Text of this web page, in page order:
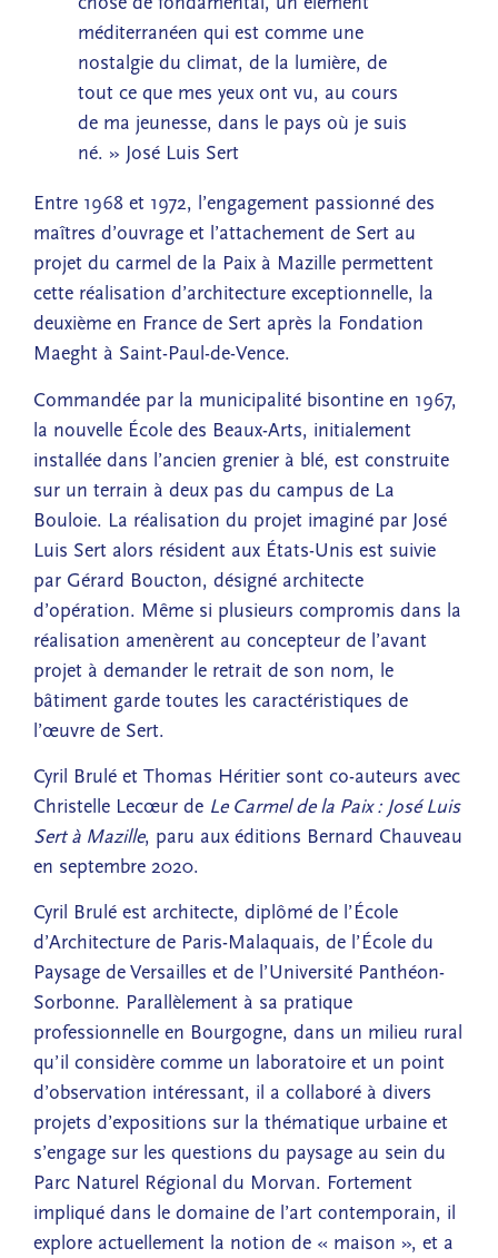
méditerranéen qui est comme une
nostalgie du climat, de la lumière, de
tout ce que mes yeux ont vu, au cours
de ma jeunesse, dans le pays où je suis
né. » José Luis Sert
Entre 1968 et 1972, l’engagement passionné des
maîtres d’ouvrage et l’attachement de Sert au
projet du carmel de la Paix à Mazille permettent
cette réalisation d’architecture exceptionnelle, la
deuxième en France de Sert après la Fondation
Maeght à Saint-Paul-de-Vence.
Commandée par la municipalité bisontine en 1967,
la nouvelle École des Beaux-Arts, initialement
installée dans l’ancien grenier à blé, est construite
sur un terrain à deux pas du campus de La
Bouloie. La réalisation du projet imaginé par José
Luis Sert alors résident aux États-Unis est suivie
par Gérard Boucton, désigné architecte
d’opération. Même si plusieurs compromis dans la
réalisation amenèrent au concepteur de l’avant
projet à demander le retrait de son nom, le
bâtiment garde toutes les caractéristiques de
l’œuvre de Sert.
Cyril Brulé et Thomas Héritier sont co-auteurs avec
Christelle Lecœur de Le Carmel de la Paix : José Luis
Sert à Mazille, paru aux éditions Bernard Chauveau
en septembre 2020.
Cyril Brulé est architecte, diplômé de l’École
d’Architecture de Paris-Malaquais, de l’École du
Paysage de Versailles et de l’Université Panthéon-
Sorbonne. Parallèlement à sa pratique
professionnelle en Bourgogne, dans un milieu rural
qu’il considère comme un laboratoire et un point
d’observation intéressant, il a collaboré à divers
projets d’expositions sur la thématique urbaine et
s’engage sur les questions du paysage au sein du
Parc Naturel Régional du Morvan. Fortement
impliqué dans le domaine de l’art contemporain, il
explore actuellement la notion de « maison », et a